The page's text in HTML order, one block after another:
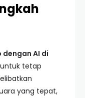
AI di
tetap
yang tepat,